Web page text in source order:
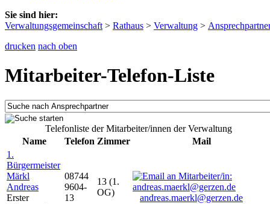
Sie sind hier:
Verwaltungsgemeinschaft > Rathaus > Verwaltung >
drucken nach oben
Mitarbeiter-Telefon-Liste
Telefonliste der Mitarbeiter/innen der Verwaltung
Name
Telefon Zimmer
Mail
1.
Bürgermeister
Märkl
Andreas
Erster
08744
9604-
13
13 (1.
OG)
andreas.maerkl@gerzen.de